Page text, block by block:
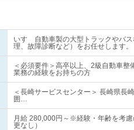
いすゞ自動車製の大型トラックやバ
理、故障診断など）をお任せします。
＜必須要件＞高卒以上、2級自動車
業務の経験をお持ちの方
＜長崎サービスセンター＞ 長崎県長
囲…
月給 280,000円～※経験・年齢を考
更なし）